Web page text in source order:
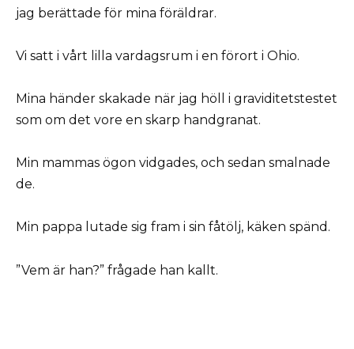
jag berättade för mina föräldrar.
Vi satt i vårt lilla vardagsrum i en förort i Ohio.
Mina händer skakade när jag höll i graviditetstestet
som om det vore en skarp handgranat.
Min mammas ögon vidgades, och sedan smalnade
de.
Min pappa lutade sig fram i sin fåtölj, käken spänd.
”Vem är han?” frågade han kallt.